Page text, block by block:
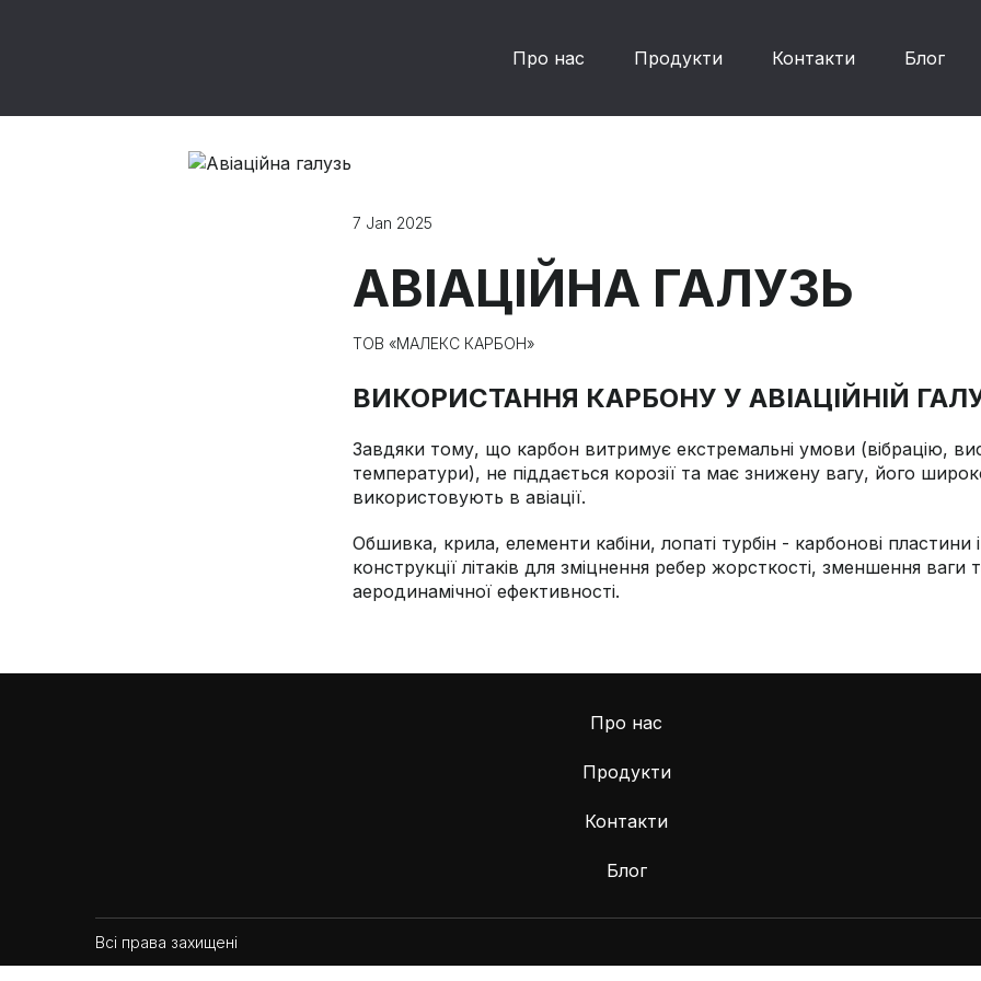
Про нас Продукти Контакти Блог
7 Jan 2025
АВІАЦІЙНА ГАЛУЗЬ
ТОВ «МАЛЕКС КАРБОН»
ВИКОРИСТАННЯ КАРБОНУ У АВІАЦІЙНІЙ
Завдяки тому, що карбон витримує екстремальні умови (вібрацію,
температури), не піддається корозії та має знижену вагу, його
використовують в авіації.
Обшивка, крила, елементи кабіни, лопаті турбін - карбонові пластини
конструкції літаків для зміцнення ребер жорсткості, зменшення ваги
аеродинамічної ефективності.
Про нас
Продукти
Контакти
Блог
Всі права захищені